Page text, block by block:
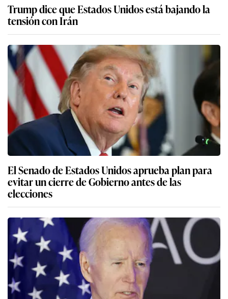
Trump dice que Estados Unidos está bajando la
tensión con Irán
El Senado de Estados Unidos aprueba plan para
evitar un cierre de Gobierno antes de las
elecciones